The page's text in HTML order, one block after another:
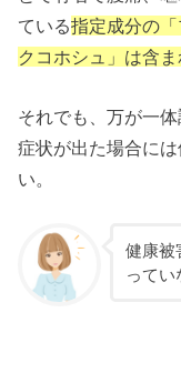
ている指定成分の
クコホシュ」は含
それでも、万が一
症状が出た場合に
い。
健康被
ってい